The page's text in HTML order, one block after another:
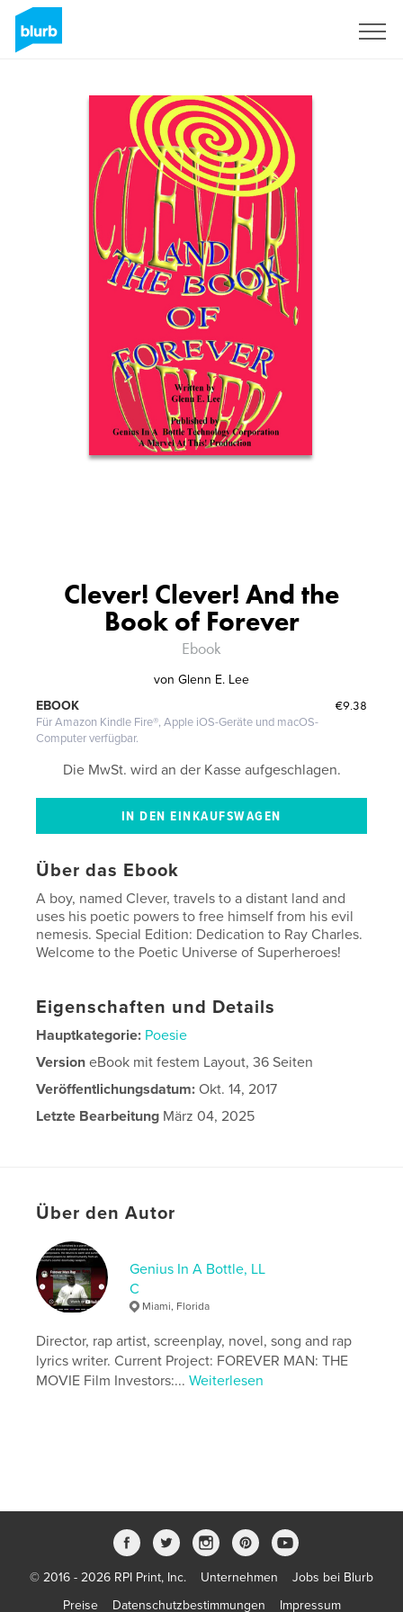
Clever! Clever! And the
Book of Forever
Ebook
von Glenn E. Lee
€9.38
EBOOK
Für Amazon Kindle Fire®, Apple iOS-Geräte und macOS-
Computer verfügbar.
Die MwSt. wird an der Kasse aufgeschlagen.
Über das Ebook
A boy, named Clever, travels to a distant land and
uses his poetic powers to free himself from his evil
nemesis. Special Edition: Dedication to Ray Charles.
Welcome to the Poetic Universe of Superheroes!
Eigenschaften und Details
Hauptkategorie: Poesie
Version eBook mit festem Layout, 36 Seiten
Veröffentlichungsdatum: Okt. 14, 2017
Letzte Bearbeitung März 04, 2025
Über den Autor
Genius In A Bottle, LL
C
Miami, Florida
Director, rap artist, screenplay, novel, song and rap
lyrics writer. Current Project: FOREVER MAN: THE
MOVIE Film Investors:...Weiterlesen
© 2016 - 2026 RPI Print, Inc. Unternehmen
Jobs bei Blurb
Preise
Datenschutzbestimmungen Impressum